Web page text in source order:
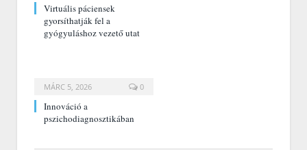
Virtuális páciensek
gyorsíthatják fel a
gyógyuláshoz vezető utat
MÁRC 5, 2026 0
Innováció a
pszichodiagnosztikában